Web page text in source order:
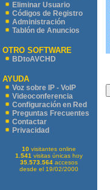
Eliminar Usuario
Códigos de Registro
Administración
Tablón de Anuncios
OTRO SOFTWARE
BDtoAVCHD
AYUDA
Voz sobre IP - VoIP
Videoconferencia
Configuración en Red
Preguntas Frecuentes
Contactar
Privacidad
10visitantes online
1.541 visitas únicas hoy
35.573.564accesos
desde el 19/02/2000